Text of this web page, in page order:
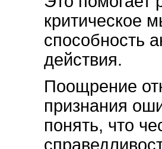
критическое
способность
действия.
Поощрение
признания
понять, что